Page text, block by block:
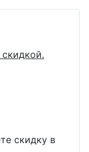
скидкой.
скидку в